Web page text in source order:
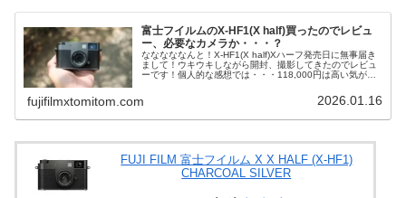
富士フイルムのX-HF1(X half)買ったのでレビュ
ー、必要なカメラか・・・？
なななななんと！X-HF1(X half)Xハーフ発売日に無事届き
まして！ウキウキしながら開封、撮影してきたのでレビュ
ーです！個人的な感想では・・・118,000円は高い気がす
fujifilmxtomitom.com 2026.01.16
FUJI FILM 富士フイルム X X HALF (X-HF1)
CHARCOAL SILVER